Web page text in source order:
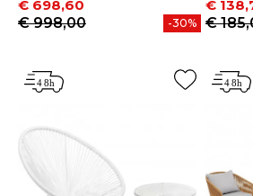
Prijs
€ 698,60
Normale prijs
€ 998,00
-30%
Prijs
€
€